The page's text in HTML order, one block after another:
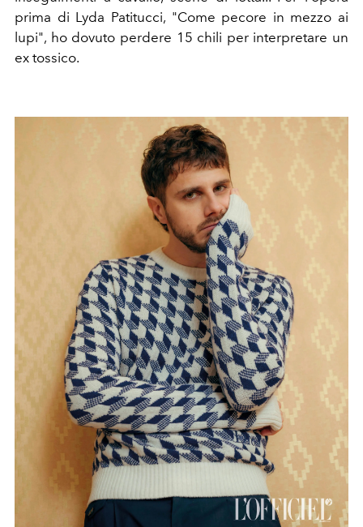
prima di Lyda Patitucci, "Come pecore in mezzo ai
lupi", ho dovuto perdere 15 chili per interpretare un
ex tossico.